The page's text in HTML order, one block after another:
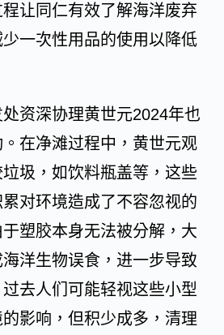
让同仁有效了解海洋废弃
一次性用品的使用以降低
资深协理黄世元2024年也
在净滩过程中，黄世元观
圾，如饮料瓶盖等，这些
对环境造成了不容忽视的
塑胶本身无法被分解，大
洋生物误食，进一步导致
去人们可能轻视这些小型
影响，但积少成多，清理